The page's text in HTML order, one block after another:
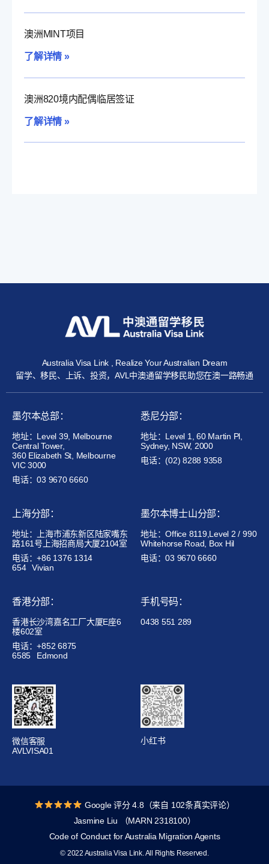
澳洲MINT项目
了解详情 »
澳洲820境内配偶临居签证
了解详情 »
Australia Visa Link , Realize Your Australian Dream
留学、移民、上诉、投资，AVL中澳通留学移民助您在澳一路畅通
墨尔本总部：
地址：Level 39, Melbourne
Central Tower,
360 Elizabeth St, Melbourne
VIC 3000
电话：03 9670 6660
悉尼分部：
地址：Level 1, 60 Martin Pl,
Sydney, NSW, 2000
电话：(02) 8288 9358
上海分部：
地址：上海市浦东新区陆家嘴东
路161号上海招商局大厦2104室
电话：+86 1376 1314
654
Vivian
墨尔本博士山分部：
地址：Office 8119,Level 2 / 990
Whitehorse Road, Box Hil
电话：03 9670 6660
香港分部：
香港长沙湾嘉名工厂大厦E座6
楼602室
电话：+852 6875
6585
Edmond
手机号码：
0438 551 289
微信客服
AVLVISA01
小红书
Google 评分 4.8（来自 102条真实评论）
Jasmine Liu （MARN 2318100）
Code of Conduct for Australia Migration Agents
© 2022 Australia Visa Link. All Rights Reserved.